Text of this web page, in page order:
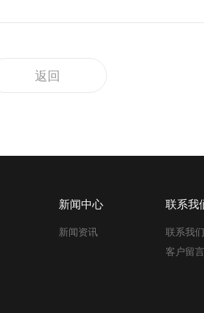
返回
新闻中心
新闻资讯
联系我
联系我们
客户留言